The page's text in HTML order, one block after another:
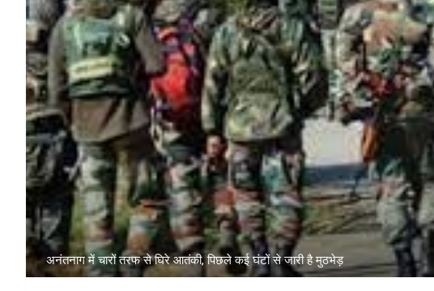
अनंतनाग में चारों तरफ से घिरे आतंकी, पिछले कई घंटों से जारी है मुठभेड़